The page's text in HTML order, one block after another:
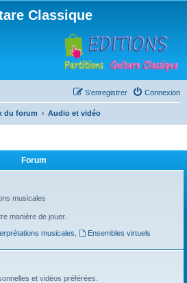
Classique
Connexion
S’enregistrer
du forum Audio et vidéo
Forum
musicales
manière de jouer.
musicales
Ensembles virtuels
et vidéos préférées.